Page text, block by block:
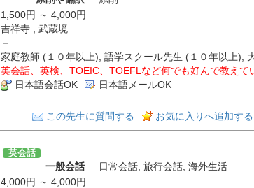
1,500円 ～ 4,000円
吉祥寺 , 武蔵境
－
家庭教師 (１０年以上), 語学スクール先生 (１０年以上),
英会話、英検、TOEIC、TOEFLなど何でも好んで教えて
日本語会話OK
日本語メールOK
この先生に質問する お気に入りへ追加する
英会話
一般会話 日常会話, 旅行会話, 海外生活
4,000円 ～ 4,000円